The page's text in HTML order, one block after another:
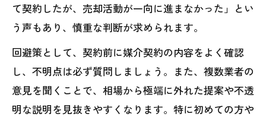
て契約したが、売却活動が一向に進まなかった」とい
う声もあり、慎重な判断が求められます。
回避策として、契約前に媒介契約の内容をよく確認
し、不明点は必ず質問しましょう。また、複数業者の
意見を聞くことで、相場から極端に外れた提案や不透
明な説明を見抜きやすくなります。特に初めての方や